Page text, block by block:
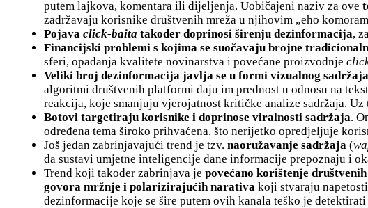
putem lajkova, komentara ili dijeljenja. Uobičajeni naziv za ove
zadržavaju korisnike društvenih mreža u njihovim „eho
Pojava click-baita također doprinosi širenju dezinformacija,
Financijski problemi s kojima se suočavaju brojne
sferi, opadanja kvalitete novinarstva i povećane proizvodnje
Veliki broj dezinformacija javlja se u formi vizualnog sadržaja
algoritmi društvenih platformi daju im prednost u odnosu na
reakcija, koje smanjuju vjerojatnost kritičke analize sadržaja.
Botovi targetiraju korisnike i doprinose viralnosti sadržaja.
određena tema široko prihvaćena, što nerijetko opredjeljuje
Još jedan zabrinjavajući trend je tzv. naoružavanje sadržaja (
da sustavi umjetne inteligencije dane informacije prepoznaju i
Trend koji također zabrinjava je povećano korištenje
govora mržnje i polarizirajućih narativa koji stvaraju
dezinformacije koje se šire putem ovih kanala teško je